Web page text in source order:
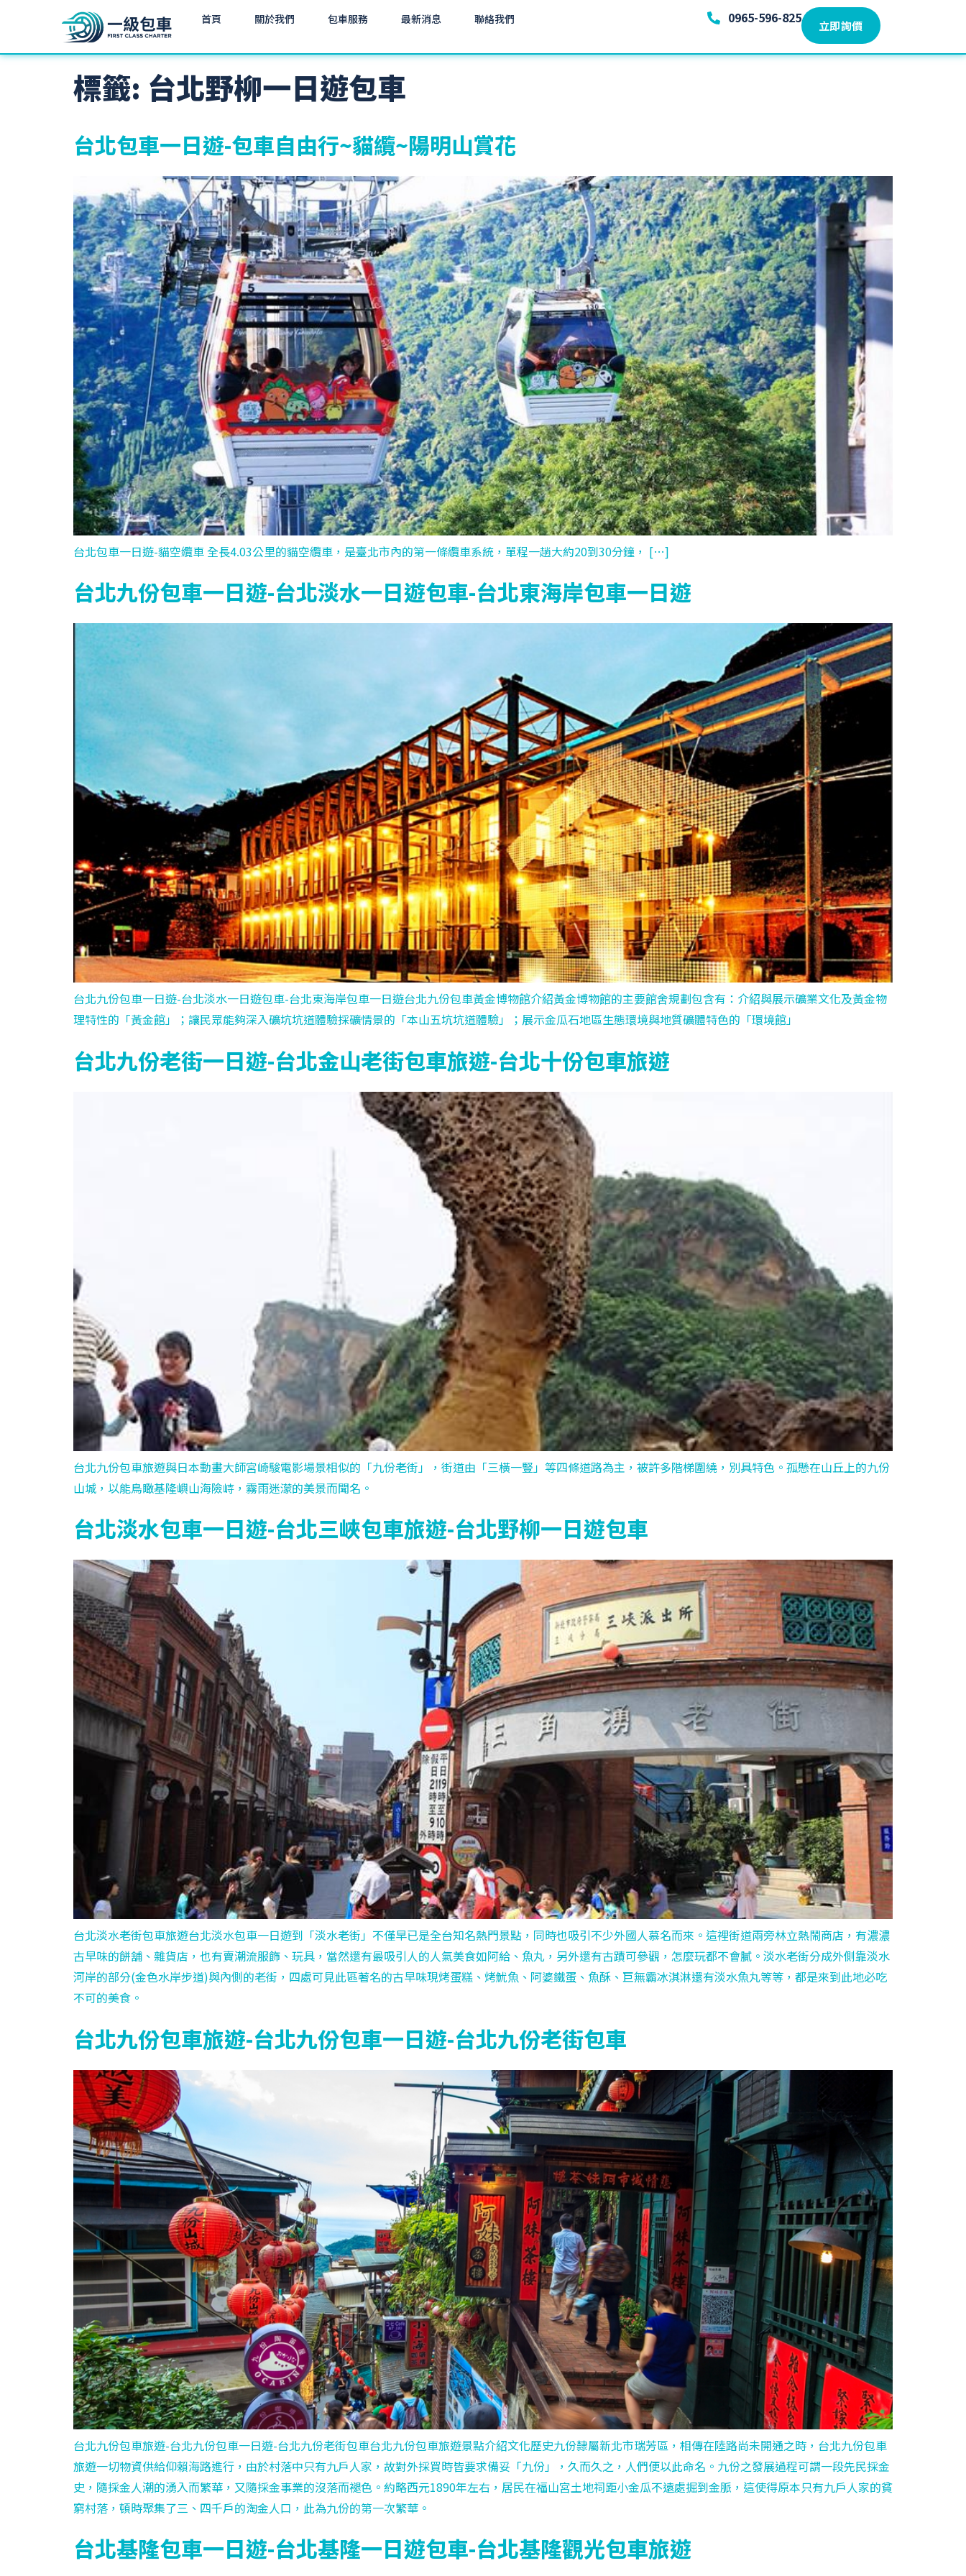
首頁 關於我們 包車服務 最新消息 聯絡我們 0965-596-825 立即詢價
標籤: 台北野柳一日遊包車
台北包車一日遊-包車自由行~貓纜~陽明山賞花
台北包車一日遊-貓空纜車 全長4.03公里的貓空纜車，是臺北市內的第一條纜車系統，單程一趟大約20到30分鐘， […]
台北九份包車一日遊-台北淡水一日遊包車-台北東海岸包車一日遊
台北九份包車一日遊-台北淡水一日遊包車-台北東海岸包車一日遊台北九份包車黃金博物館介紹黃金博物館的主要館舍規劃包含有：介紹與展示礦業文化及黃金物
理特性的「黃金館」；讓民眾能夠深入礦坑坑道體驗採礦情景的「本山五坑坑道體驗」；展示金瓜石地區生態環境與地質礦體特色的「環境館」
台北九份老街一日遊-台北金山老街包車旅遊-台北十份包車旅遊
台北九份包車旅遊與日本動畫大師宮崎駿電影場景相似的「九份老街」，街道由「三橫一豎」等四條道路為主，被許多階梯圍繞，別具特色。孤懸在山丘上的九份
山城，以能鳥瞰基隆嶼山海險峙，霧雨迷濛的美景而聞名。
台北淡水包車一日遊-台北三峽包車旅遊-台北野柳一日遊包車
台北淡水老街包車旅遊台北淡水包車一日遊到「淡水老街」不僅早已是全台知名熱門景點，同時也吸引不少外國人慕名而來。這裡街道兩旁林立熱鬧商店，有濃濃
古早味的餅舖、雜貨店，也有賣潮流服飾、玩具，當然還有最吸引人的人氣美食如阿給、魚丸，另外還有古蹟可參觀，怎麼玩都不會膩。淡水老街分成外側靠淡水
河岸的部分(金色水岸步道)與內側的老街，四處可見此區著名的古早味現烤蛋糕、烤魷魚、阿婆鐵蛋、魚酥、巨無霸冰淇淋還有淡水魚丸等等，都是來到此地必吃
不可的美食。
台北九份包車旅遊-台北九份包車一日遊-台北九份老街包車
台北九份包車旅遊-台北九份包車一日遊-台北九份老街包車台北九份包車旅遊景點介紹文化歷史九份隸屬新北市瑞芳區，相傳在陸路尚未開通之時，台北九份包車
旅遊一切物資供給仰賴海路進行，由於村落中只有九戶人家，故對外採買時皆要求備妥「九份」，久而久之，人們便以此命名。九份之發展過程可謂一段先民採金
史，隨採金人潮的湧入而繁華，又隨採金事業的沒落而褪色。約略西元1890年左右，居民在福山宮土地祠距小金瓜不遠處掘到金脈，這使得原本只有九戶人家的貧
窮村落，頓時聚集了三、四千戶的淘金人口，此為九份的第一次繁華。
台北基隆包車一日遊-台北基隆一日遊包車-台北基隆觀光包車旅遊